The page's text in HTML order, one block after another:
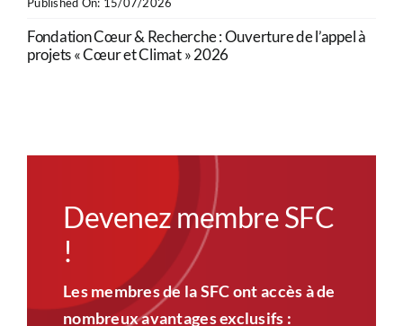
Fondation Cœur & Recherche : Ouverture de l’appel à
projets « Cœur et Climat » 2026
Devenez membre SFC
!
Les membres de la SFC ont accès à de
nombreux avantages exclusifs :